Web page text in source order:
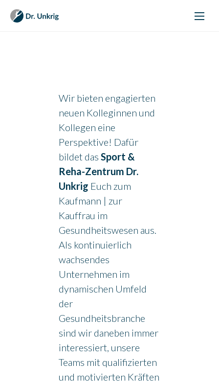
Mentale Gesundheit
Für Unternehmen
Neuigkeiten
Salzgrotte Borken (Gemen)
Reha Sport Verein
GUTSCHEIN BESTELLEN
Wir bieten engagierten
neuen Kolleginnen und
Kollegen eine
Perspektive! Dafür
bildet das Sport &
Reha-Zentrum Dr.
Unkrig Euch zum
Kaufmann | zur
Kauffrau im
Gesundheitswesen aus.
Als kontinuierlich
wachsendes
Unternehmen im
dynamischen Umfeld
der
Gesundheitsbranche
sind wir daneben immer
interessiert, unsere
Teams mit qualifizierten
und motivierten Kräften